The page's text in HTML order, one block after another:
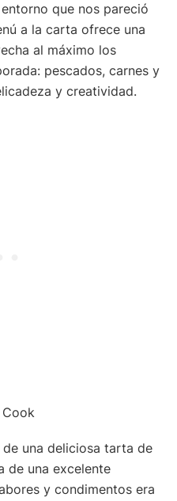
que nos pareció
a la carta ofrece una
al máximo los
pescados, carnes y
y creatividad.
una deliciosa tarta de
de una excelente
y condimentos era